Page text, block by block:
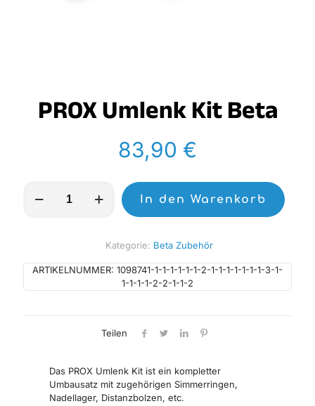
PROX Umlenk Kit Beta
83,90 €
Umlenk
In den Warenkorb
ARTIKELNUMMER: 1098741-1-1-1-1-1-1-2-1-1-1-1-1-1-1-3-1-
1-1-1-1-2-2-1-1-2
Kategorie: Beta Zubehör
Teilen
Das PROX Umlenk Kit ist ein kompletter
Umbausatz mit zugehörigen Simmerringen,
Nadellager, Distanzbolzen, etc.